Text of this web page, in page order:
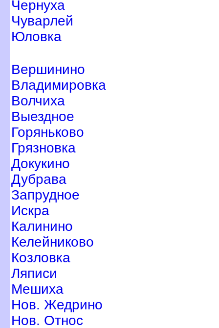
Чернуха
Чуварлей
Юловка
ершинино
ладимировка
олчиха
ыездное
Горяньково
Грязновка
Докукино
Дубрава
Запрудное
Искра
Калинино
Келейниково
Козловка
Ляписи
Мешиха
Нов. Жедрино
Нов. Относ